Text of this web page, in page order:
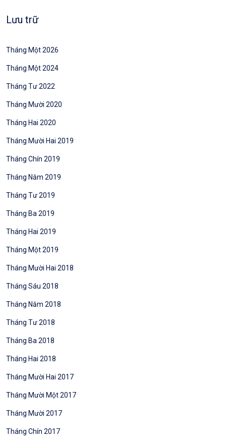
Lưu trữ
Tháng Một 2026
Tháng Một 2024
Tháng Tư 2022
Tháng Mười 2020
Tháng Hai 2020
Tháng Mười Hai 2019
Tháng Chín 2019
Tháng Năm 2019
Tháng Tư 2019
Tháng Ba 2019
Tháng Hai 2019
Tháng Một 2019
Tháng Mười Hai 2018
Tháng Sáu 2018
Tháng Năm 2018
Tháng Tư 2018
Tháng Ba 2018
Tháng Hai 2018
Tháng Mười Hai 2017
Tháng Mười Một 2017
Tháng Mười 2017
Tháng Chín 2017